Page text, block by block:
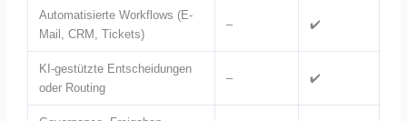
Automatisierte Workflows (E-
Mail, CRM, Tickets)
– ✔️
KI-gestützte Entscheidungen
oder Routing
– ✔️